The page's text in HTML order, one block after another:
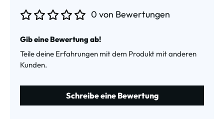
0 von Bewertungen
Gib eine Bewertung ab!
Teile deine Erfahrungen mit dem Produkt mit anderen
Kunden.
Schreibe eine Bewertung